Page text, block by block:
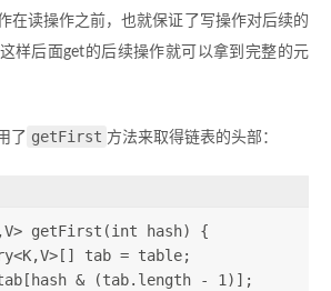
在读操作之前，也就保证了写操作对后续的
样后面get的后续操作就可以拿到完整的元
了 getFirst 方法来取得链表的头部：
getFirst(int hash) {
tab = table;
& (tab.length - 1)];